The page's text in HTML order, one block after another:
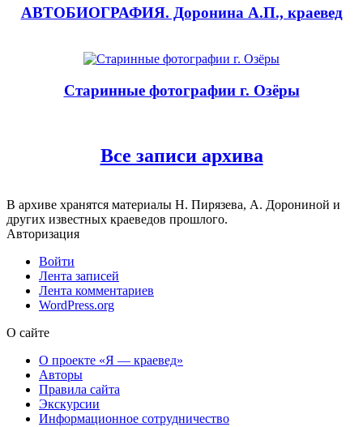
АВТОБИОГРАФИЯ. Доронина А.П., краевед
Старинные фотографии г. Озёры
Все записи архива
В архиве хранятся материалы Н. Пирязева, А. Дорониной и
других известных краеведов прошлого.
Авторизация
Войти
Лента записей
Лента комментариев
WordPress.org
О сайте
О проекте «Я — краевед»
Авторы
Правила сайта
Экскурсии
Информационное сотрудничество